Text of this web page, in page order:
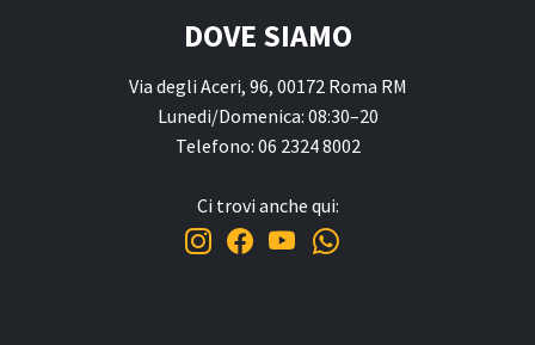
DOVE SIAMO
Via degli Aceri, 96, 00172 Roma RM
Lunedi/Domenica: 08:30–20
Telefono: 06 2324 8002
Ci trovi anche qui: